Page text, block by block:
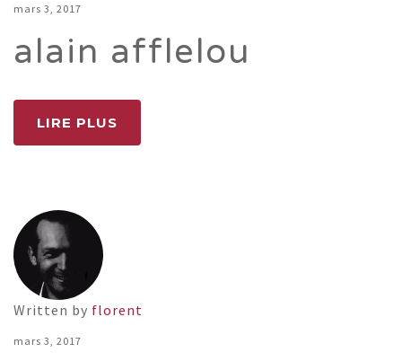
mars 3, 2017
alain afflelou
LIRE PLUS
Written by florent
mars 3, 2017